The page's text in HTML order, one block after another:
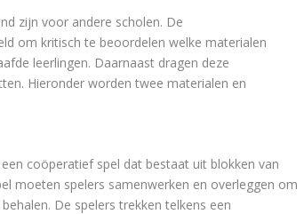
zijn voor andere scholen. De
om kritisch te beoordelen welke materialen
leerlingen. Daarnaast dragen deze
Hieronder worden twee materialen en
coöperatief spel dat bestaat uit blokken van
moeten spelers samenwerken en overleggen om
De spelers trekken telkens een